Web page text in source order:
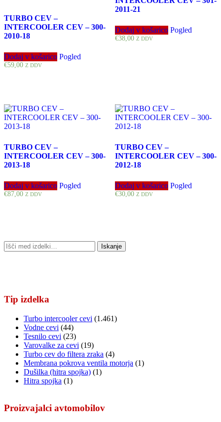
TURBO CEV –
INTERCOOLER CEV – 300-
2010-18
Dodaj v košarico Pogled
€59,00 Z DDV
2011-21
Dodaj v košarico Pogled
€38,00 Z DDV
TURBO CEV –
INTERCOOLER CEV – 300-
2013-18
Dodaj v košarico Pogled
€87,00 Z DDV
TURBO CEV –
INTERCOOLER CEV – 300-
2012-18
Dodaj v košarico Pogled
€30,00 Z DDV
Išči: Iskanje
Tip izdelka
Turbo intercooler cevi (1.461)
Vodne cevi (44)
Tesnilo cevi (23)
Varovalke za cevi (19)
Turbo cev do filtera zraka (4)
Membrana pokrova ventila motorja (1)
Dušilka (hitra spojka) (1)
Hitra spojka (1)
Proizvajalci avtomobilov